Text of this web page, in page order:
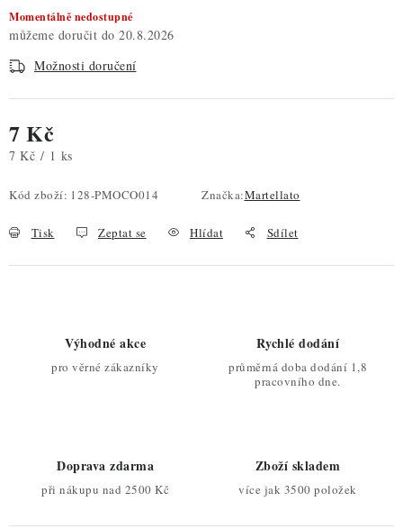
Momentálně nedostupné
20.8.2026
Možnosti doručení
7 Kč
Měrná cena:
7 Kč / 1 ks
Kód zboží: 128-PMOCO014 Značka:Martellato
Tisk Zeptat se Hlídat Sdílet
Výhodné akce
pro věrné zákazníky
Rychlé dodání
průměrná doba dodání 1,8
pracovního dne.
Doprava zdarma
při nákupu nad 2500 Kč
Zboží skladem
více jak 3500 položek